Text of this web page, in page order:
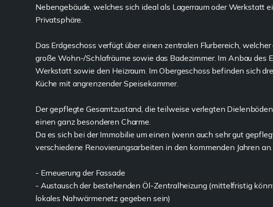
Nebengebäude, welches sich ideal als Lagerraum oder Werkstatt
Privatsphäre.
Das Erdgeschoss verfügt über einen zentralen Flurbereich,
große Wohn-/Schlafräume sowie das Badezimmer. Im Anbau des
Werkstatt sowie den Heizraum. Im Obergeschoss befinden sich
Küche mit angrenzender Speisekammer.
Der gepflegte Gesamtzustand, die teilweise verlegten
einen ganz besonderen Charme.
Da es sich bei der Immobilie um einen (wenn auch sehr gut
verschiedene Renovierungsarbeiten in den kommenden Jahren
- Erneuerung der Fassade
- Austausch der bestehenden Öl-Zentralheizung (mittelfristig
lokales Nahwärmenetz gegeben sein)